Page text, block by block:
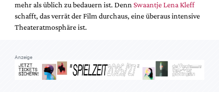
mehr als üblich zu bedauern ist. Denn Swaantje Lena Kleff
schafft, das verrät der Film durchaus, eine überaus intensive
Theateratmosphäre ist.
Anzeige